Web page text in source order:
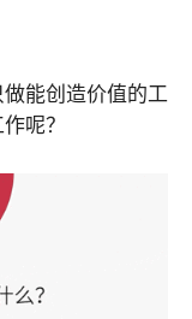
能创造价值的工
呢？